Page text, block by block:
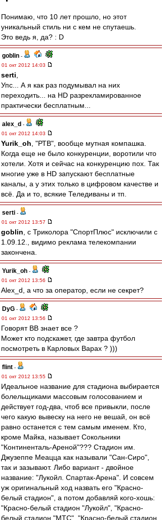
Понимаю, что 10 лет прошло, но этот
уникальный стиль ни с кем не спутаешь.
Это ведь я, да? : D
goblin -
01 окт 2012 14:03
serti
Упс... А я как раз подумывал на них
переходить... на HD разрекламированное
практически бесплатным...
alex_d -
01 окт 2012 14:03
Yurik_oh , "РТВ", вообще мутная компашка.
Когда еще не было конкуренции, воротили что
хотели. Хотя и сейчас на конкуренцию пох. Так
многие уже в HD запускают бесплатные
каналы, а у этих только в цифровом качестве и
всё. Да и то, всякие Теледиваны и тп.
serti -
01 окт 2012 13:57
goblin , с Триколора "СпортПлюс" исключили с
1.09.12., видимо реклама телекомпании
закончена.
Yurik_oh -
01 окт 2012 13:56
Alex_d, а что за оператор, если не секрет?
DyG -
01 окт 2012 13:56
Говорят ВВ знает все ?
Может кто подскажет, где завтра футбол
посмотреть в Карловых Варах ? )))
flint -
01 окт 2012 13:55
Идеальное название для стадиона выбирается
болельщиками массовым голосованием и
действует год-два, чтоб все привыкли, после
чего какую вывеску на него не вешай, он всё
равно останется с тем самым именем. Кто,
кроме Майка, называет Сокольники
"Континенталь-Ареной"??? Стадион им.
Джузеппе Меацца как называли "Сан-Сиро",
так и зазывают. Либо вариант - двойное
название: "Лукойл. Спартак-Арена". И совсем
уж оригинальный ход назвать его "Красно-
белый стадион", а потом добавляй кого-хошь:
"Красно-белый стадион "Лукойл", "Красно-
белый стадион "МТС", "Красно-белый стадион